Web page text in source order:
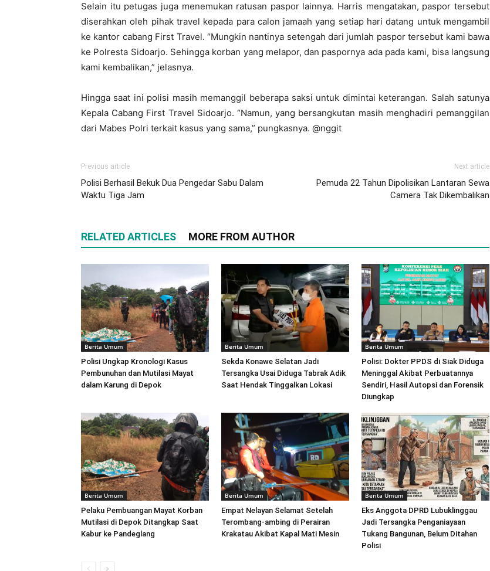
Selain itu petugas juga menemukan ratusan paspor lainnya. Harris mengatakan, paspor tersebut
diserahkan oleh pihak travel kepada para calon jamaah yang setiap hari datang untuk mengambil
ke kantor cabang First Travel. “Mungkin nantinya setengah dari jumlah paspor tersebut kami bawa
ke Polresta Sidoarjo. Sehingga korban yang melapor, dan paspornya ada pada kami, bisa langsung
kami kembalikan,” jelasnya.
Hingga saat ini polisi masih memanggil beberapa saksi untuk dimintai keterangan. Salah satunya
Kepala Cabang First Travel Sidoarjo. “Namun, yang bersangkutan masih menghadiri pemanggilan
dari Mabes Polri terkait kasus yang sama,” pungkasnya. @nggit
Previous article
Polisi Berhasil Bekuk Dua Pengedar Sabu Dalam
Waktu Tiga Jam
Next article
Pemuda 22 Tahun Dipolisikan Lantaran Sewa
Camera Tak Dikembalikan
RELATED ARTICLES MORE FROM AUTHOR
Berita Umum
Polisi Ungkap Kronologi Kasus
Pembunuhan dan Mutilasi Mayat
dalam Karung di Depok
Berita Umum
Sekda Konawe Selatan Jadi
Tersangka Usai Diduga Tabrak Adik
Saat Hendak Tinggalkan Lokasi
Berita Umum
Polisi: Dokter PPDS di Siak Diduga
Meninggal Akibat Perbuatannya
Sendiri, Hasil Autopsi dan Forensik
Diungkap
Berita Umum
Pelaku Pembuangan Mayat Korban
Mutilasi di Depok Ditangkap Saat
Kabur ke Pandeglang
Berita Umum
Empat Nelayan Selamat Setelah
Terombang-ambing di Perairan
Krakatau Akibat Kapal Mati Mesin
Berita Umum
Eks Anggota DPRD Lubuklinggau
Jadi Tersangka Penganiayaan
Tukang Bangunan, Belum Ditahan
Polisi